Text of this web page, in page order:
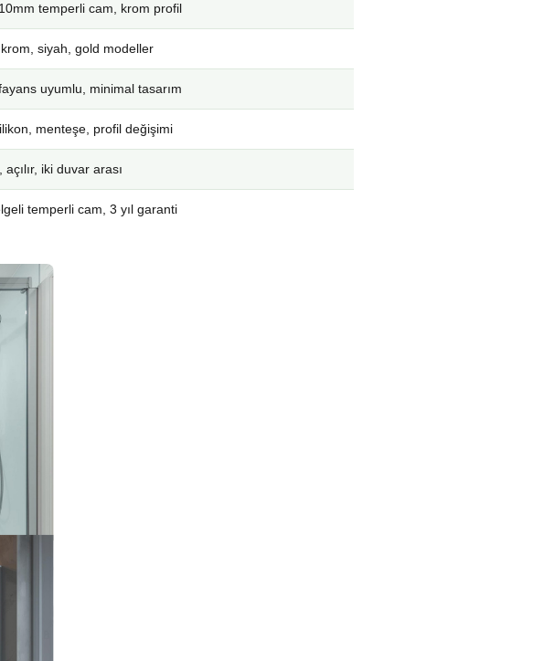
temperli cam, krom profil
siyah, gold modeller
uyumlu, minimal tasarım
menteşe, profil değişimi
açılır, iki duvar arası
temperli cam, 3 yıl garanti